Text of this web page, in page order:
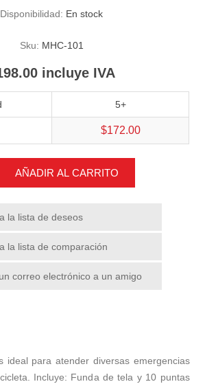
Disponibilidad: En stock
Sku: MHC-101
incluye IVA
5+
$172.00
AÑADIR AL CARRITO
la lista de deseos
la lista de comparación
correo electrónico a un amigo
ideal para atender diversas emergencias
Incluye: Funda de tela y 10 puntas